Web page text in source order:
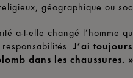
géographique ou
a-t-elle changé l’homme
J’ai
dans les chaussures. »